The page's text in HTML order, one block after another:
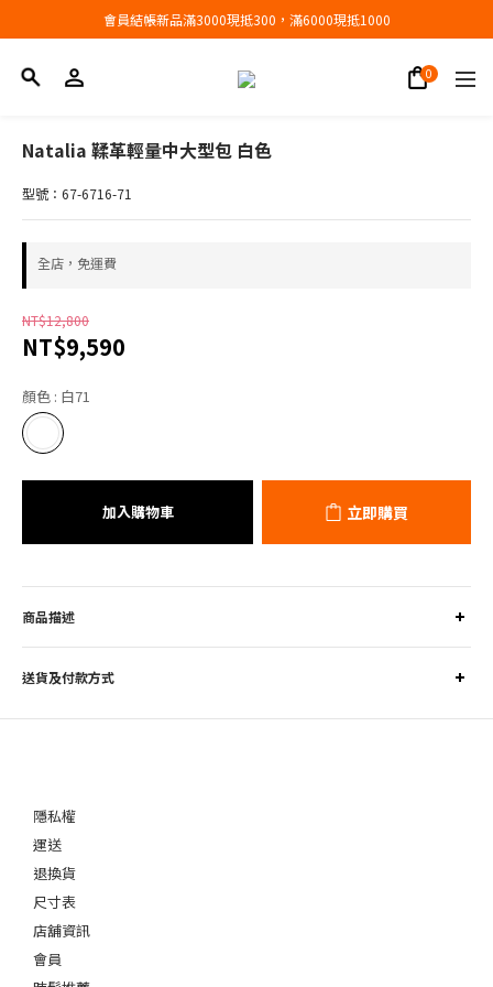
會員結帳新品滿3000現抵300，滿6000現抵1000
會員結帳新品滿3000現抵300，滿6000現抵1000
Natalia 鞣革輕量中大型包 白色
型號：67-6716-71
全店，免運費
NT$12,800
NT$9,590
顏色 : 白71
加入購物車 立即購買
商品描述
送貨及付款方式
隱私權
運送
退換貨
尺寸表
店舖資訊
會員